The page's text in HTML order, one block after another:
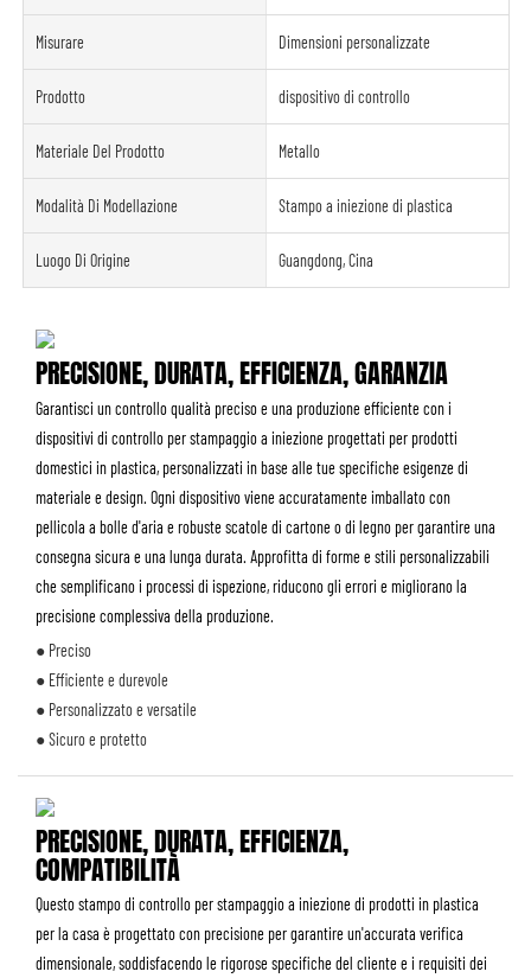
Misurare Dimensioni personalizzate
Prodotto dispositivo di controllo
Materiale Del Prodotto Metallo
Modalità Di Modellazione Stampo a iniezione di plastica
Luogo Di Origine Guangdong, Cina
PRECISIONE, DURATA, EFFICIENZA, GARANZIA
Garantisci un controllo qualità preciso e una produzione efficiente con i
dispositivi di controllo per stampaggio a iniezione progettati per prodotti
domestici in plastica, personalizzati in base alle tue specifiche esigenze di
materiale e design. Ogni dispositivo viene accuratamente imballato con
pellicola a bolle d'aria e robuste scatole di cartone o di legno per garantire una
consegna sicura e una lunga durata. Approfitta di forme e stili personalizzabili
che semplificano i processi di ispezione, riducono gli errori e migliorano la
precisione complessiva della produzione.
● Preciso
● Efficiente e durevole
● Personalizzato e versatile
● Sicuro e protetto
PRECISIONE, DURATA, EFFICIENZA,
COMPATIBILITÀ
Questo stampo di controllo per stampaggio a iniezione di prodotti in plastica
per la casa è progettato con precisione per garantire un'accurata verifica
dimensionale, soddisfacendo le rigorose specifiche del cliente e i requisiti dei